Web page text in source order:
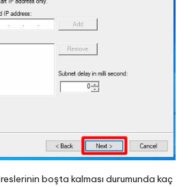
boşta kalması durumunda kaç